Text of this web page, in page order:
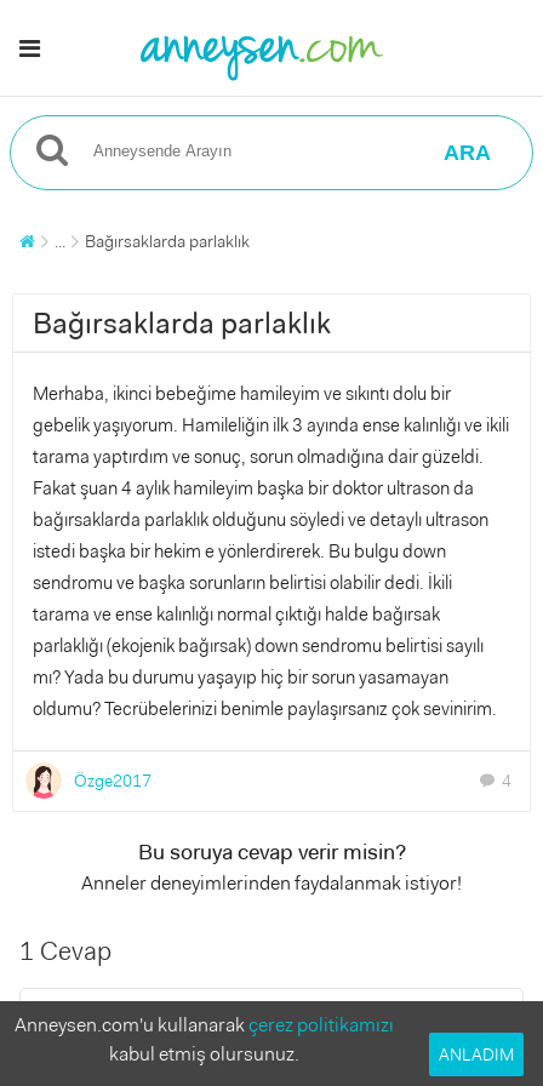
ARA
... Bağırsaklarda parlaklık
Bağırsaklarda parlaklık
Merhaba, ikinci bebeğime hamileyim ve sıkıntı dolu bir
gebelik yaşıyorum. Hamileliğin ilk 3 ayında ense kalınlığı ve ikili
tarama yaptırdım ve sonuç, sorun olmadığına dair güzeldi.
Fakat şuan 4 aylık hamileyim başka bir doktor ultrason da
bağırsaklarda parlaklık olduğunu söyledi ve detaylı ultrason
istedi başka bir hekim e yönlerdirerek. Bu bulgu down
sendromu ve başka sorunların belirtisi olabilir dedi. İkili
tarama ve ense kalınlığı normal çıktığı halde bağırsak
parlaklığı (ekojenik bağırsak) down sendromu belirtisi sayılı
mı? Yada bu durumu yaşayıp hiç bir sorun yasamayan
oldumu? Tecrübelerinizi benimle paylaşırsanız çok sevinirim.
Özge2017 chat 4
Bu soruya cevap verir misin?
Anneler deneyimlerinden faydalanmak istiyor!
1 Cevap
Ecemkural0
4 yıl önce
Anneysen.com'u kullanarakçerez politikamızı
kabul etmiş olursunuz.
ANLADIM